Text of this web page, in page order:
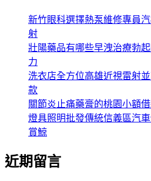
新竹眼科選擇熱泵維修專員
射
壯陽藥品有哪些早洩治療勃
力
洗衣店全方位高雄近視雷射
款
關節炎止痛藥膏的桃園小額
燈具照明批發傳統信義區汽
賞鯨
近期留言